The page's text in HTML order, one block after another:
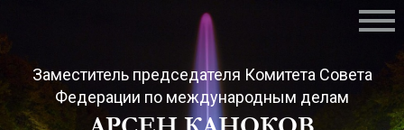
ГЛАВНАЯ
Заместитель председателя Комитета Совета
Федерации по международным делам